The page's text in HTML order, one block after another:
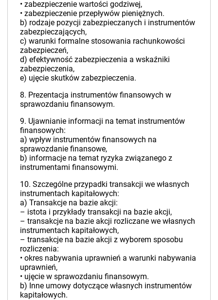
• zabezpieczenie wartości godziwej,
• zabezpieczenie przepływów pieniężnych.
b) rodzaje pozycji zabezpieczanych i instrumentów
zabezpieczających,
c) warunki formalne stosowania rachunkowości
zabezpieczeń,
d) efektywność zabezpieczenia a wskaźniki
zabezpieczenia,
e) ujęcie skutków zabezpieczenia.
8. Prezentacja instrumentów finansowych w
sprawozdaniu finansowym.
9. Ujawnianie informacji na temat instrumentów
finansowych:
a) wpływ instrumentów finansowych na
sprawozdanie finansowe,
b) informacje na temat ryzyka związanego z
instrumentami finansowymi.
10. Szczególne przypadki transakcji we własnych
instrumentach kapitałowych:
a) Transakcje na bazie akcji:
– istota i przykłady transakcji na bazie akcji,
– transakcje na bazie akcji rozliczane we własnych
instrumentach kapitałowych,
– transakcje na bazie akcji z wyborem sposobu
rozliczenia:
• okres nabywania uprawnień a warunki nabywania
uprawnień,
• ujęcie w sprawozdaniu finansowym.
b) Inne umowy dotyczące własnych instrumentów
kapitałowych.